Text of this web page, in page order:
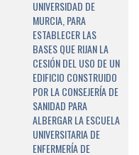
UNIVERSIDAD DE
MURCIA, PARA
ESTABLECER LAS
BASES QUE RIJAN LA
CESIÓN DEL USO DE UN
EDIFICIO CONSTRUIDO
POR LA CONSEJERÍA DE
SANIDAD PARA
ALBERGAR LA ESCUELA
UNIVERSITARIA DE
ENFERMERÍA DE